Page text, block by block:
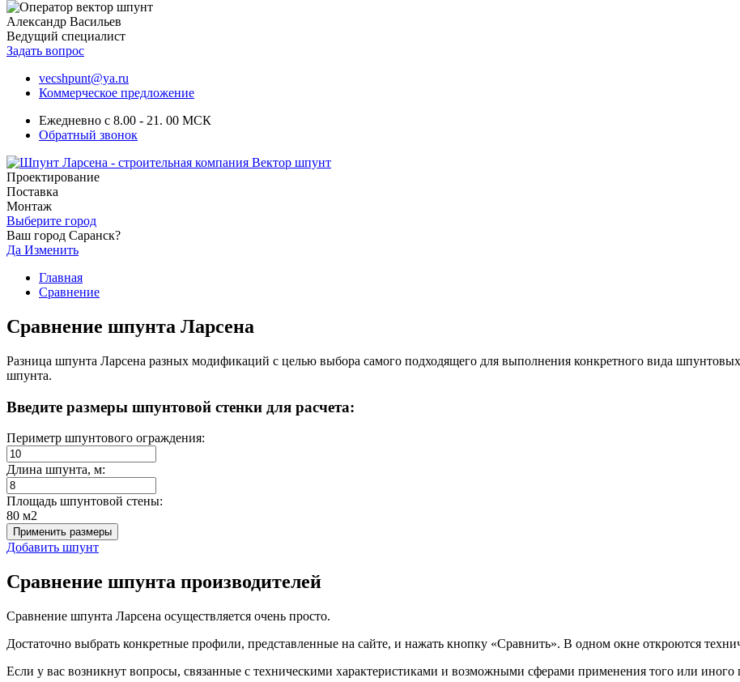
Александр Васильев
Ведущий специалист
Задать вопрос
vecshpunt@ya.ru
Коммерческое предложение
Ежедневно с 8.00 - 21. 00 МСК
Обратный звонок
Проектирование
Поставка
Монтаж
Выберите город
Ваш город Саранск?
Да Изменить
Главная
Сравнение
Сравнение шпунта Ларсена
Разница шпунта Ларсена разных модификаций с целью выбора самого подходящего для выполнения конкретного вида
шпунта.
Введите размеры шпунтовой стенки для расчета:
Периметр шпунтового ограждения:
Длина шпунта, м:
Площадь шпунтовой стены:
80 м2
Применить размеры
Добавить шпунт
Сравнение шпунта производителей
Сравнение шпунта Ларсена осуществляется очень просто.
Достаточно выбрать конкретные профили, представленные на сайте, и нажать кнопку «Сравнить». В одном окне откроются
Если у вас возникнут вопросы, связанные с техническими характеристиками и возможными сферами применения того или иного